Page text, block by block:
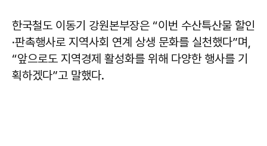
한국철도 이동기 강원본부장은 “이번 수산특산물 할인
·판촉행사로 지역사회 연계 상생 문화를 실천했다”며,
“앞으로도 지역경제 활성화를 위해 다양한 행사를 기
획하겠다”고 말했다.